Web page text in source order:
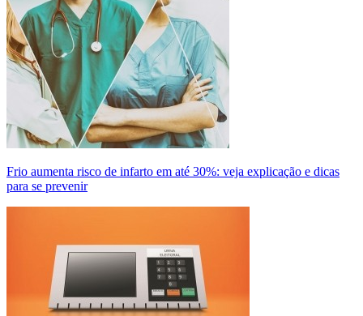
Frio aumenta risco de infarto em até 30%: veja explicação e dicas
para se prevenir